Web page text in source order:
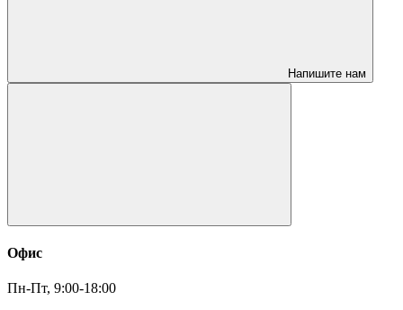
Напишите нам
Офис
Пн-Пт, 9:00-18:00